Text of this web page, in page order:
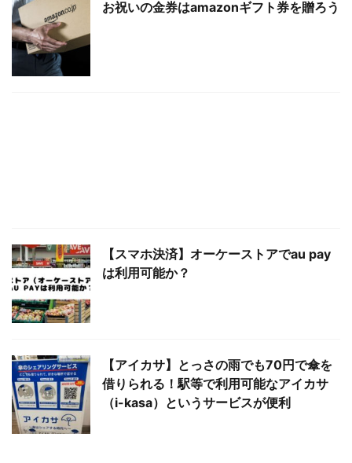
り おすすめ商品！
お祝いの金券はamazonギフト券を贈ろう
【スマホ決済】オーケーストアでau pay
は利用可能か？
【アイカサ】とっさの雨でも70円で傘を
借りられる！駅等で利用可能なアイカサ
（i-kasa）というサービスが便利